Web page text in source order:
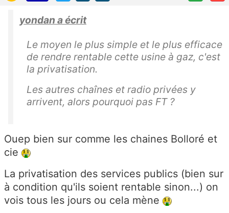
yondan a écrit
Le moyen le plus simple et le plus efficace
de rendre rentable cette usine à gaz, c'est
la privatisation.
Les autres chaînes et radio privées y
arrivent, alors pourquoi pas FT ?
Ouep bien sur comme les chaines Bolloré et
cie
La privatisation des services publics (bien sur
à condition qu'ils soient rentable sinon...) on
vois tous les jours ou cela mène